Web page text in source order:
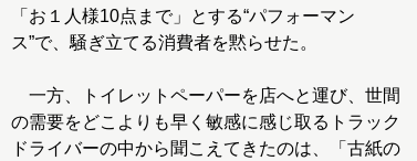
「お１人様10点まで」とする“パフォーマン
ス”で、騒ぎ立てる消費者を黙らせた。
一方、トイレットペーパーを店へと運び、世間
の需要をどこよりも早く敏感に感じ取るトラック
ドライバーの中から聞こえてきたのは、「古紙の